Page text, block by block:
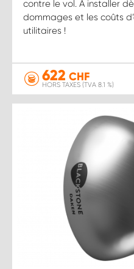
contre le vol. À installer
dommages et les coûts
utilitaires !
622 CHF
HORS TAXES (TVA 8.1 %)